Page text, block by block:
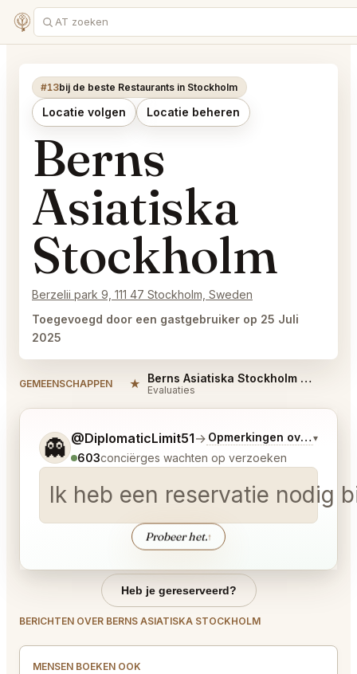
#13bij de beste Restaurants in Stockholm
Locatie volgen Locatie beheren
Berns
Asiatiska
Stockholm
Berzelii park 9, 111 47 Stockholm, Sweden
Toegevoegd door een gastgebruiker op 25 Juli
2025
GEMEENSCHAPPEN ★ Berns Asiatiska Stockholm Reviews
Evaluaties
👻 @DiplomaticLimit51→ Opmerkingen over▾
603conciërges wachten op verzoeken
Ik heb een reservatie nodig
Probeer het.↑
Vertel me wat je wilt.
Heb je gereserveerd?
BERICHTEN OVER BERNS ASIATISKA STOCKHOLM
MENSEN BOEKEN OOK